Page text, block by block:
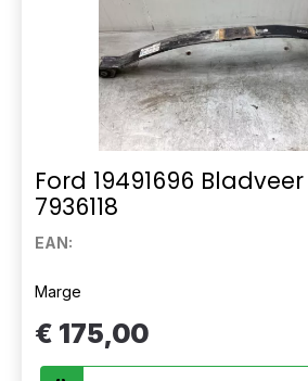
Ford 19491696
7936118
EAN:
Marge
€ 175,00